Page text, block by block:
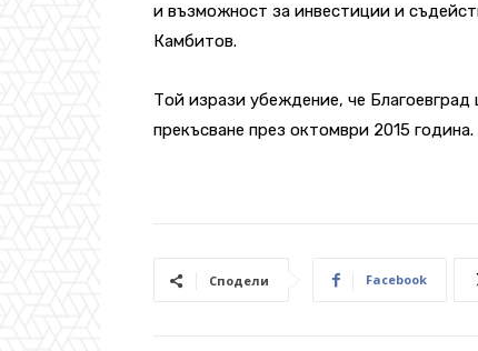
и възможност за инвестиции и
Камбитов.
Той изрази убеждение, че
прекъсване през октомври 2015 година.
Сподели Facebook